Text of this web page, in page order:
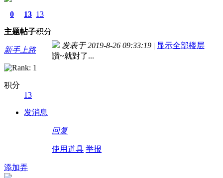
0
主题
13
帖子
13
积分
新手上路
积分
13
发消息
发表于 2019-8-26 09:33:19 | 显示全部楼层
讚~就對了...
回复
使用道具 举报
添加弄